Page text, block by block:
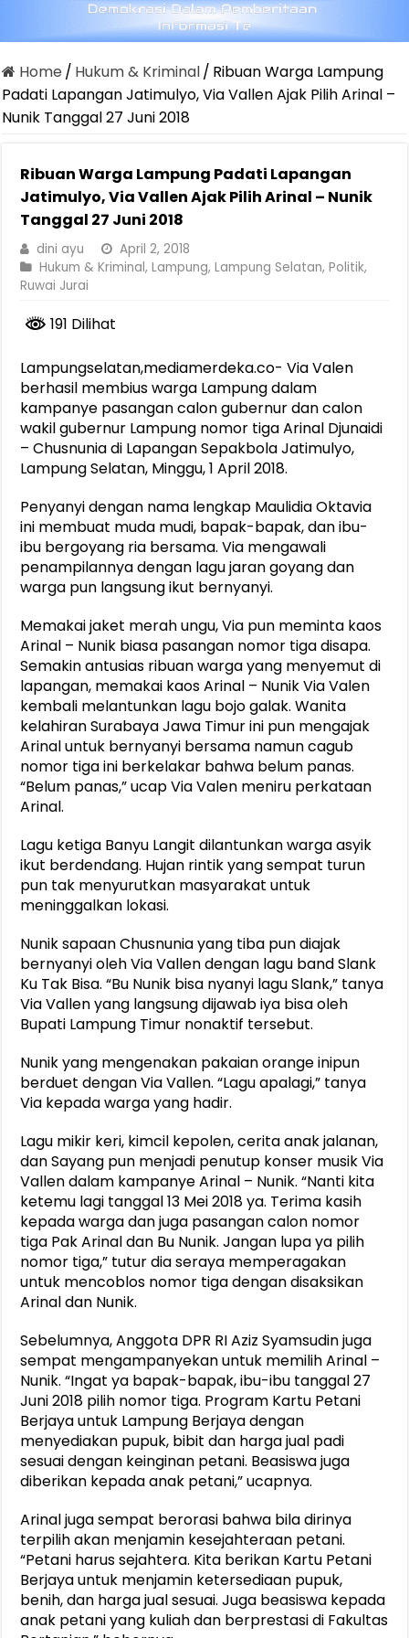
Home / Hukum & Kriminal/ Ribuan Warga Lampung
Padati Lapangan Jatimulyo, Via Vallen Ajak Pilih Arinal –
Nunik Tanggal 27 Juni 2018
Ribuan Warga Lampung Padati Lapangan
Jatimulyo, Via Vallen Ajak Pilih Arinal – Nunik
Tanggal 27 Juni 2018
dini ayu
April 2, 2018
Hukum & Kriminal,Lampung,Lampung Selatan,Politik,
Ruwai Jurai
191 Dilihat
Lampungselatan,mediamerdeka.co- Via Valen
berhasil membius warga Lampung dalam
kampanye pasangan calon gubernur dan calon
wakil gubernur Lampung nomor tiga Arinal Djunaidi
– Chusnunia di Lapangan Sepakbola Jatimulyo,
Lampung Selatan, Minggu, 1 April 2018.
Penyanyi dengan nama lengkap Maulidia Oktavia
ini membuat muda mudi, bapak-bapak, dan ibu-
ibu bergoyang ria bersama. Via mengawali
penampilannya dengan lagu jaran goyang dan
warga pun langsung ikut bernyanyi.
Memakai jaket merah ungu, Via pun meminta kaos
Arinal – Nunik biasa pasangan nomor tiga disapa.
Semakin antusias ribuan warga yang menyemut di
lapangan, memakai kaos Arinal – Nunik Via Valen
kembali melantunkan lagu bojo galak. Wanita
kelahiran Surabaya Jawa Timur ini pun mengajak
Arinal untuk bernyanyi bersama namun cagub
nomor tiga ini berkelakar bahwa belum panas.
“Belum panas,” ucap Via Valen meniru perkataan
Arinal.
Lagu ketiga Banyu Langit dilantunkan warga asyik
ikut berdendang. Hujan rintik yang sempat turun
pun tak menyurutkan masyarakat untuk
meninggalkan lokasi.
Nunik sapaan Chusnunia yang tiba pun diajak
bernyanyi oleh Via Vallen dengan lagu band Slank
Ku Tak Bisa. “Bu Nunik bisa nyanyi lagu Slank,” tanya
Via Vallen yang langsung dijawab iya bisa oleh
Bupati Lampung Timur nonaktif tersebut.
Nunik yang mengenakan pakaian orange inipun
berduet dengan Via Vallen. “Lagu apalagi,” tanya
Via kepada warga yang hadir.
Lagu mikir keri, kimcil kepolen, cerita anak jalanan,
dan Sayang pun menjadi penutup konser musik Via
Vallen dalam kampanye Arinal – Nunik. “Nanti kita
ketemu lagi tanggal 13 Mei 2018 ya. Terima kasih
kepada warga dan juga pasangan calon nomor
tiga Pak Arinal dan Bu Nunik. Jangan lupa ya pilih
nomor tiga,” tutur dia seraya memperagakan
untuk mencoblos nomor tiga dengan disaksikan
Arinal dan Nunik.
Sebelumnya, Anggota DPR RI Aziz Syamsudin juga
sempat mengampanyekan untuk memilih Arinal –
Nunik. “Ingat ya bapak-bapak, ibu-ibu tanggal 27
Juni 2018 pilih nomor tiga. Program Kartu Petani
Berjaya untuk Lampung Berjaya dengan
menyediakan pupuk, bibit dan harga jual padi
sesuai dengan keinginan petani. Beasiswa juga
diberikan kepada anak petani,” ucapnya.
Arinal juga sempat berorasi bahwa bila dirinya
terpilih akan menjamin kesejahteraan petani.
“Petani harus sejahtera. Kita berikan Kartu Petani
Berjaya untuk menjamin ketersediaan pupuk,
benih, dan harga jual sesuai. Juga beasiswa kepada
anak petani yang kuliah dan berprestasi di Fakultas